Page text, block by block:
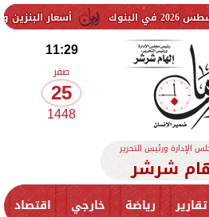
أسعار البنزين والسولار
11:29
صفر
25
1448
الإدارة ورئيس التحرير
شرشر
تقارير رياضة خارجي اقتصاد